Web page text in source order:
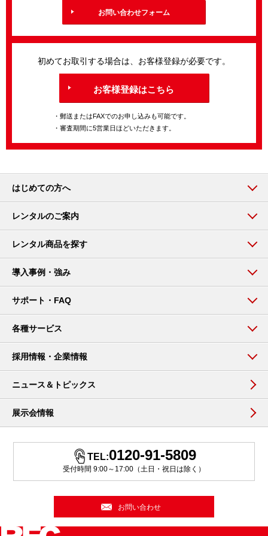
お問い合わせフォーム
初めてお取引する場合は、お客様登録が必要です。
お客様登録はこちら
・郵送またはFAXでのお申し込みも可能です。
・審査期間に5営業日ほどいただきます。
はじめての方へ
レンタルのご案内
レンタル商品を探す
導入事例・強み
サポート・FAQ
各種サービス
採用情報・企業情報
ニュース＆トピックス
展示会情報
TEL:0120-91-5809
受付時間 9:00～17:00（土日・祝日は除く）
お問い合わせ